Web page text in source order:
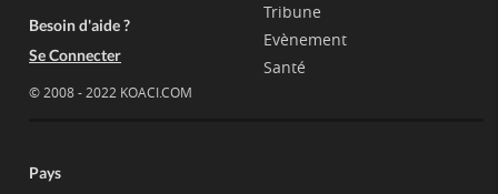
Besoin d'aide ?
Se Connecter
© 2008 - 2022 KOACI.COM
Tribune
Evènement
Santé
Pays